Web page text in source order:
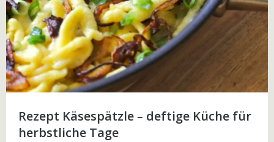
Rezept Käsespätzle – deftige Küche für
herbstliche Tage